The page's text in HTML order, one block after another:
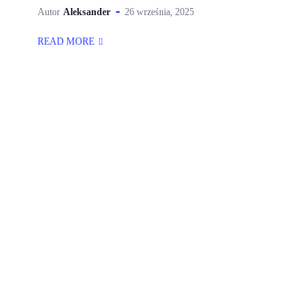
Autor Aleksander 26 września, 2025
READ MORE